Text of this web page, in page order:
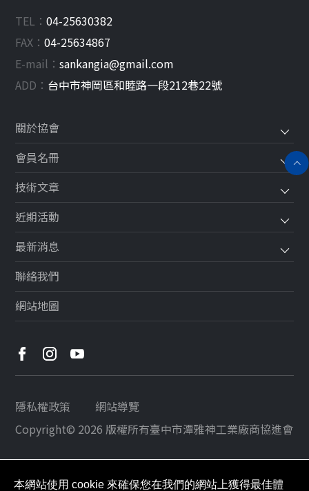
TEL：04-25630382
FAX：04-25634867
E-mail：sankangia@gmail.com
ADD： 台中市神岡區和睦路一段212巷22號
關於協會
會員名冊
技術文章
近期活動
最新消息
聯絡我們
網站地圖
隱私權政策
網站導覽
Copyright© 2026 版權所有臺中市潭雅神工業廠商協進會
本網站使用 cookie 來確保您在我們的網站上獲得最佳體